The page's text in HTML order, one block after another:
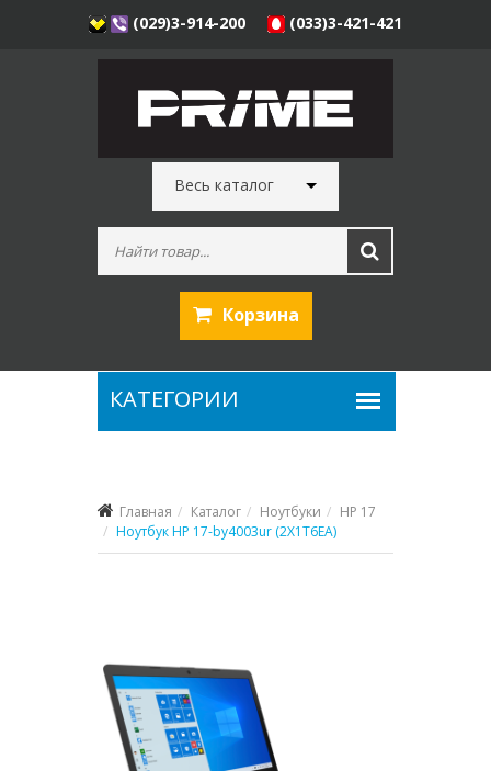
(029)3-914-200 (033)3-421-421
Весь каталог
Корзина
Главная Каталог Ноутбуки
HP 17
Ноутбук HP 17-by4003ur (2X1T6EA)